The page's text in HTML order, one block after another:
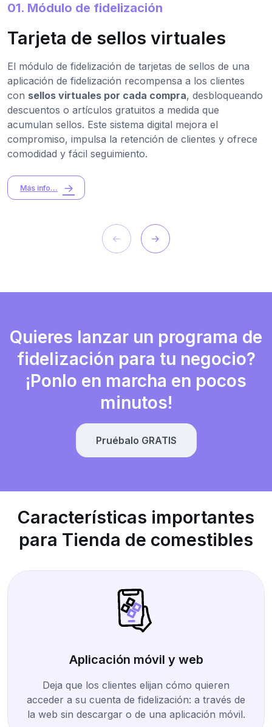
01. Módulo de fidelización
Tarjeta de sellos virtuales
El módulo de fidelización de tarjetas de sellos de una
aplicación de fidelización recompensa a los clientes
con sellos virtuales por cada compra, desbloqueando
descuentos o artículos gratuitos a medida que
acumulan sellos. Este sistema digital mejora el
compromiso, impulsa la retención de clientes y ofrece
comodidad y fácil seguimiento.
Más info...
Quieres lanzar un programa de
fidelización para tu negocio?
¡Ponlo en marcha en pocos
minutos!
Pruébalo GRATIS
Características importantes
para Tienda de comestibles
Aplicación móvil y web
Deja que los clientes elijan cómo quieren
acceder a su cuenta de fidelización: a través de
la web sin descargar o de una aplicación móvil.